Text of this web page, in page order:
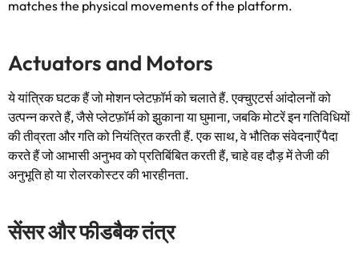
matches the physical movements of the platform.
Actuators and Motors
ये यांत्रिक घटक हैं जो मोशन प्लेटफ़ॉर्म को चलाते हैं. एक्चुएटर्स आंदोलनों को
उत्पन्न करते हैं, जैसे प्लेटफ़ॉर्म को झुकाना या घुमाना, जबकि मोटरें इन गतिविधियों
की तीव्रता और गति को नियंत्रित करती हैं. एक साथ, वे भौतिक संवेदनाएँ पैदा
करते हैं जो आभासी अनुभव को प्रतिबिंबित करती हैं, चाहे वह दौड़ में तेजी की
अनुभूति हो या रोलरकोस्टर की भारहीनता.
सेंसर और फीडबैक तंत्र